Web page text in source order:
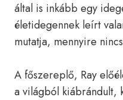
által is inkább egy
életidegennek leírt
mutatja, mennyire
A főszereplő, Ray
a világból kiábrándult,